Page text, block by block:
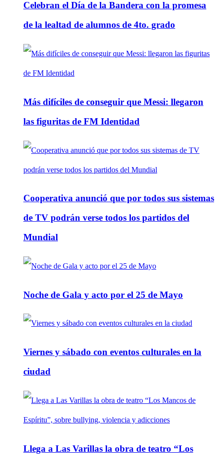
Celebran el Día de la Bandera con la promesa
de la lealtad de alumnos de 4to. grado
Más difíciles de conseguir que Messi: llegaron
las figuritas de FM Identidad
Cooperativa anunció que por todos sus sistemas
de TV podrán verse todos los partidos del
Mundial
Noche de Gala y acto por el 25 de Mayo
Viernes y sábado con eventos culturales en la
ciudad
Llega a Las Varillas la obra de teatro “Los